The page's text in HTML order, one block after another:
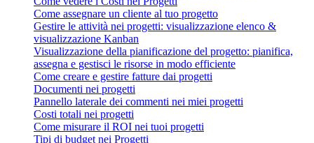
Come assegnare un cliente al tuo progetto
Gestire le attività nei progetti: visualizzazione elenco &
visualizzazione Kanban
Visualizzazione della pianificazione del progetto: pianifica,
assegna e gestisci le risorse in modo efficiente
Come creare e gestire fatture dai progetti
Documenti nei progetti
Pannello laterale dei commenti nei miei progetti
Costi totali nei progetti
Come misurare il ROI nei tuoi progetti
Tipi di budget nei Progetti